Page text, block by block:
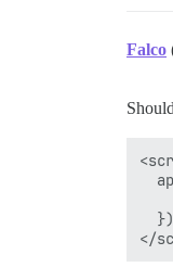
Falco